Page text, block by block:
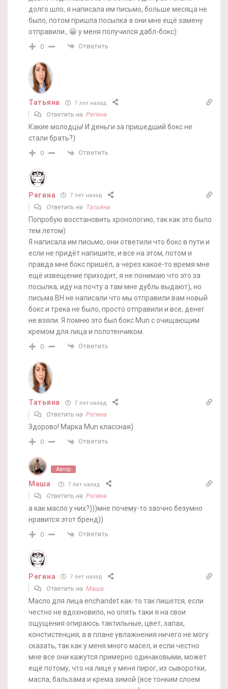
долго шло, я написала им письмо, больше месяца не
было, потом пришла посылка а они мне ещё замену
отправили., 😀 у меня получился дабл-бокс)
0 Ответить
Татьяна 7 лет назад
Ответить на Регина
Какие молодцы! И деньги за пришедший бокс не
стали брать?)
0 Ответить
Регина 7 лет назад
Ответить на Татьяна
Попробую восстановить хронологию, так как это было
тем летом)
Я написала им письмо, они ответили что бокс в пути и
если не придёт напишите, и все на этом, потом и
правда мне бокс пришёл, а через какое-то время мне
ещё извещение приходит, я не понимаю что это за
посылка, иду на почту а там мне дубль выдают), но
письма ВН не написали что мы отправили вам новый
бокс и трека не было, просто отправили и все, денег
не взяли. Я помню это был бокс Mun с очищающим
кремом для лица и полотенчиком.
0 Ответить
Татьяна 7 лет назад
Ответить на Регина
Здорово! Марка Mun классная)
0 Ответить
Автор
Маша 7 лет назад
Ответить на Регина
а как масло у них?)))мне почему-то заочно безумно
нравится этот бренд))
0 Ответить
Регина 7 лет назад
Ответить на Маша
Масло для лица enchandet как-то так пишется, если
честно не вдохновило, но опять таки я на свои
ощущения опираюсь тактильные, цвет, запах,
констистенция, а в плане увлажнения ничего не могу
сказать, так как у меня много масел, и если честно
мне все они кажутся примерно одинаковыми, может
ещё потому, что на лице у меня пирог, из сыворотки,
масла, бальзама и крема зимой (все тонким слоем